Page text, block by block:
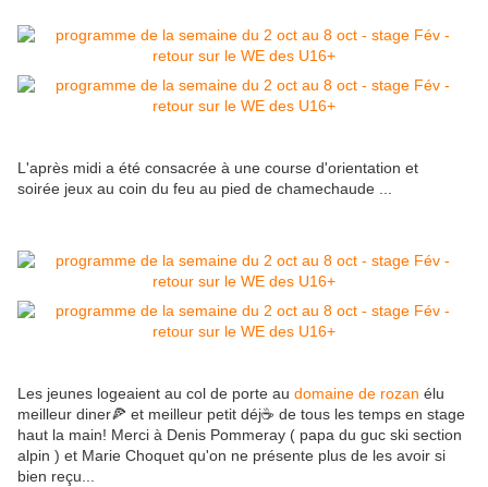
L'après midi a été consacrée à une course d'orientation et
soirée jeux au coin du feu au pied de chamechaude ...
Les jeunes logeaient au col de porte au domaine de rozan élu
meilleur diner🍕 et meilleur petit déj☕ de tous les temps en stage
haut la main! Merci à Denis Pommeray ( papa du guc ski section
alpin ) et Marie Choquet qu'on ne présente plus de les avoir si
bien reçu...